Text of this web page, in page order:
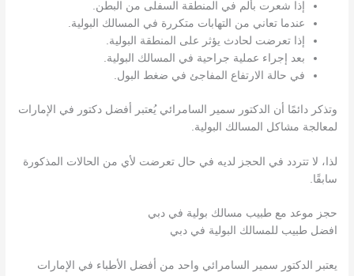
إذا شعرت بألم في المنطقة السفلى من البطن.
عندما تعاني من التهابات متكررة في المسالك البولية.
إذا تعرضت لحادث يؤثر على المنطقة البولية.
بعد إجراء عملية جراحية في المسالك البولية.
في حالة الارتفاع المفاجئ في ضغط البول.
وتذكر دائمًا أن الدكتور سمير السامرائي يُعتبر أفضل دكتور في الإمارات
لمعالجة مشاكل المسالك البولية.
لذا، لا تتردد في الحجز لديه في حال تعرضت لأي من الحالات المذكورة
سابقًا.
حجز موعد مع طبيب مسالك بولية في دبي
افضل طبيب للمسالك البولية في دبي
يعتبر الدكتور سمير السامرائي واحد من أفضل الأطباء في الإمارات